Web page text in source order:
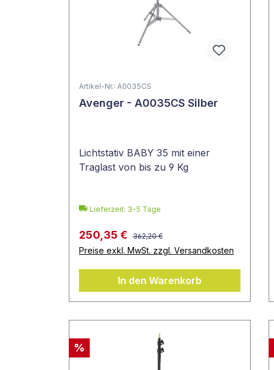
Artikel-Nr.: A0035CS
Avenger - A0035CS Silber
Lichtstativ BABY 35 mit einer
Traglast von bis zu 9 Kg
Lieferzeit: 3-5 Tage
250,35 € 362,20 €
Preise exkl. MwSt. zzgl. Versandkosten
In den Warenkorb
%